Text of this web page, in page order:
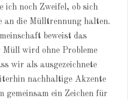
ich noch Zweifel, ob sich
an die Mülltrennung halten.
beweist das
Müll wird ohne Probleme
wir als ausgezeichnete
nachhaltige Akzente
gemeinsam ein Zeichen für